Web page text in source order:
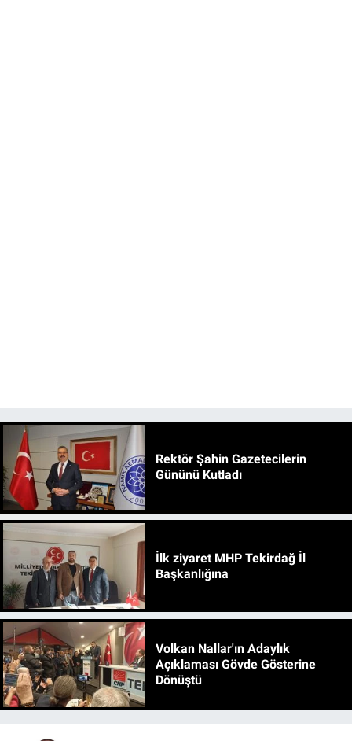
Rektör Şahin Gazetecilerin
Gününü Kutladı
İlk ziyaret MHP Tekirdağ İl
Başkanlığına
Volkan Nallar'ın Adaylık
Açıklaması Gövde Gösterine
Dönüştü